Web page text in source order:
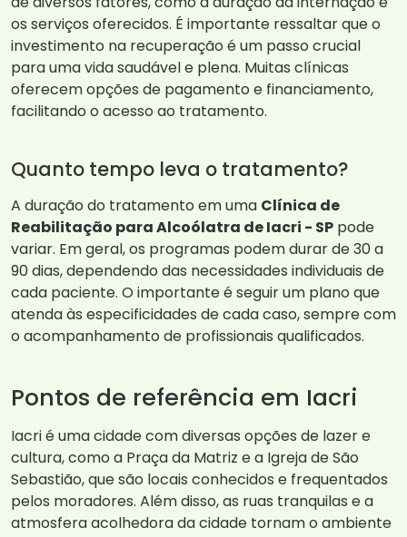
os serviços oferecidos. É importante ressaltar que o
investimento na recuperação é um passo crucial
para uma vida saudável e plena. Muitas clínicas
oferecem opções de pagamento e financiamento,
facilitando o acesso ao tratamento.
Quanto tempo leva o tratamento?
A duração do tratamento em uma Clínica de
Reabilitação para Alcoólatra de Iacri - SP pode
variar. Em geral, os programas podem durar de 30 a
90 dias, dependendo das necessidades individuais de
cada paciente. O importante é seguir um plano que
atenda às especificidades de cada caso, sempre com
o acompanhamento de profissionais qualificados.
Pontos de referência em Iacri
Iacri é uma cidade com diversas opções de lazer e
cultura, como a Praça da Matriz e a Igreja de São
Sebastião, que são locais conhecidos e frequentados
pelos moradores. Além disso, as ruas tranquilas e a
atmosfera acolhedora da cidade tornam o ambiente